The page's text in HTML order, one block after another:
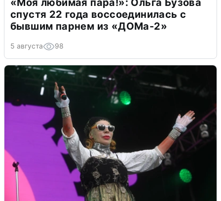
«Моя любимая пара!»: Ольга Бузова
спустя 22 года воссоединилась с
бывшим парнем из «ДОМа-2»
5 августа 98